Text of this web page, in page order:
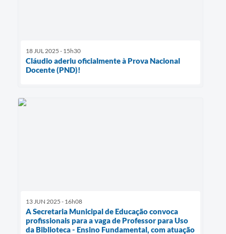
18 JUL 2025 - 15h30
Cláudio aderiu oficialmente à Prova Nacional
Docente (PND)!
13 JUN 2025 - 16h08
A Secretaria Municipal de Educação convoca
profissionais para a vaga de Professor para Uso
da Biblioteca - Ensino Fundamental, com atuação